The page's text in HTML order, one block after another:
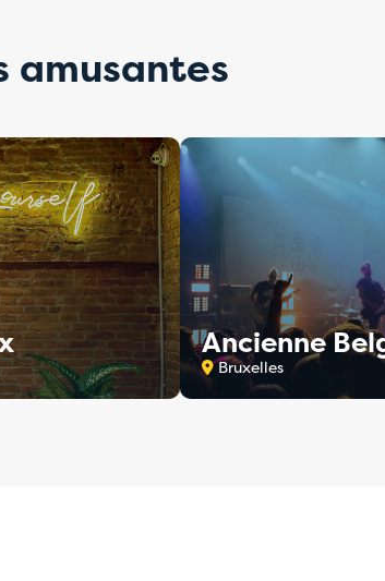
amusantes
Ancienne
Bruxelles